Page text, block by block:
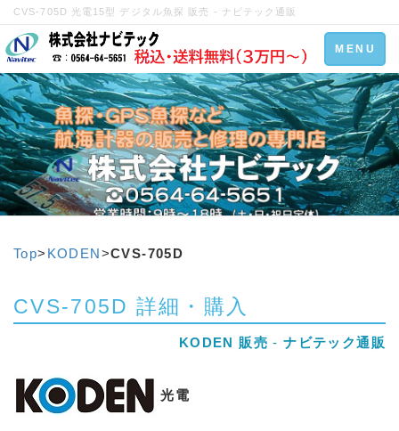
CVS-705D 光電15型 デジタル魚探 販売 - ナビテック通販
Toggle
navigation
MENU
Top> KODEN>CVS-705D
CVS-705D 詳細・購入
KODEN 販売 -ナビテック通販
光電